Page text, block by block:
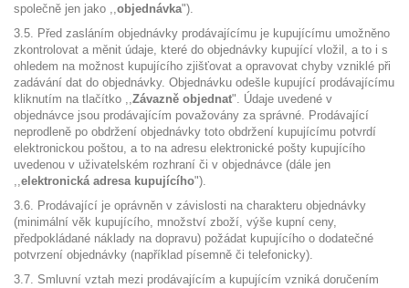
společně jen jako ,,objednávka").
3.5. Před zasláním objednávky prodávajícímu je kupujícímu umožněno
zkontrolovat a měnit údaje, které do objednávky kupující vložil, a to i s
ohledem na možnost kupujícího zjišťovat a opravovat chyby vzniklé při
zadávání dat do objednávky. Objednávku odešle kupující prodávajícímu
kliknutím na tlačítko ,,Závazně objednat". Údaje uvedené v
objednávce jsou prodávajícím považovány za správné. Prodávající
neprodleně po obdržení objednávky toto obdržení kupujícímu potvrdí
elektronickou poštou, a to na adresu elektronické pošty kupujícího
uvedenou v uživatelském rozhraní či v objednávce (dále jen
,,elektronická adresa kupujícího").
3.6. Prodávající je oprávněn v závislosti na charakteru objednávky
(minimální věk kupujícího, množství zboží, výše kupní ceny,
předpokládané náklady na dopravu) požádat kupujícího o dodatečné
potvrzení objednávky (například písemně či telefonicky).
3.7. Smluvní vztah mezi prodávajícím a kupujícím vzniká doručením